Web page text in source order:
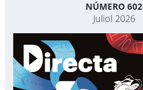
NÚMERO 602
Juliol 2026